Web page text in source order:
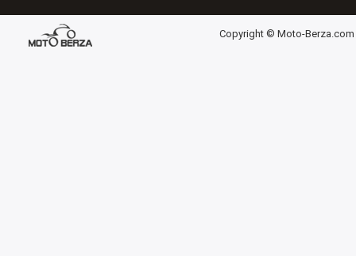
Copyright © Moto-Berza.com